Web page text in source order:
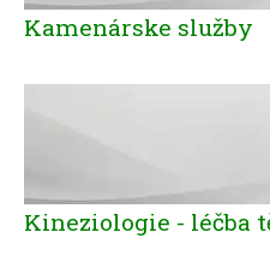
Kamenárske služby
Kineziologie - léčba